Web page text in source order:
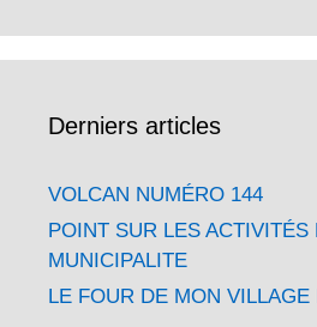
Derniers articles
VOLCAN NUMÉRO 144
POINT SUR LES ACTIVITÉS
MUNICIPALITE
LE FOUR DE MON